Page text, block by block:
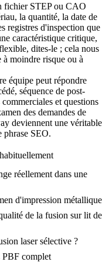
fichier STEP ou CAO
la quantité, la date de
registres d'inspection que
caractéristique critique,
dites-le ; cela nous
moindre risque ou à
équipe peut répondre
séquence de post-
et questions
des demandes de
deviennent une véritable
phrase SEO.
réellement dans une
d'impression métallique
de la fusion sur lit de
laser sélective ?
PBF complet